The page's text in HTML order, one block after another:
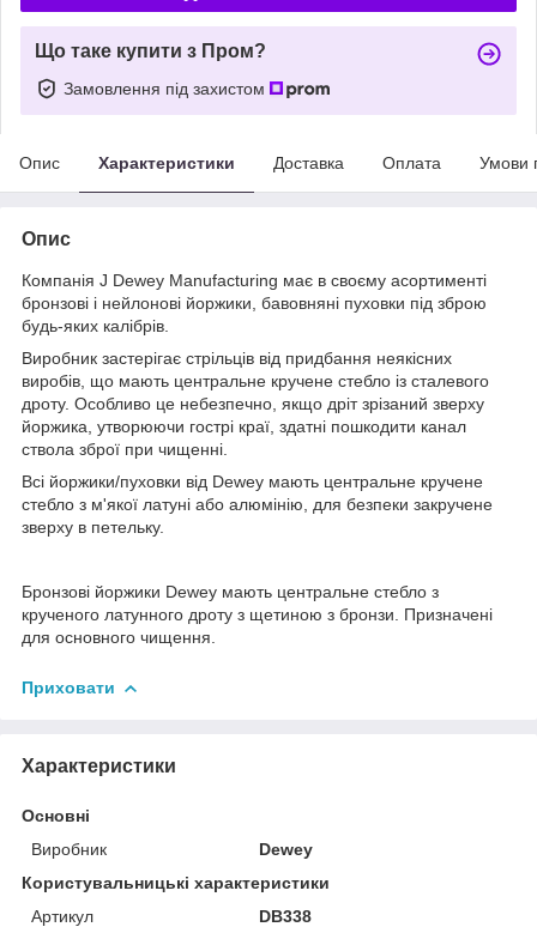
Що таке купити з Пром?
Замовлення під захистом
Опис Характеристики Доставка Оплата Умови
Опис
Компанія J Dewey Manufacturing має в своєму асортименті
бронзові і нейлонові йоржики, бавовняні пуховки під зброю
будь-яких калібрів.
Виробник застерігає стрільців від придбання неякісних
виробів, що мають центральне кручене стебло із сталевого
дроту. Особливо це небезпечно, якщо дріт зрізаний зверху
йоржика, утворюючи гострі краї, здатні пошкодити канал
ствола зброї при чищенні.
Всі йоржики/пуховки від Dewey мають центральне кручене
стебло з м'якої латуні або алюмінію, для безпеки закручене
зверху в петельку.
Бронзові йоржики Dewey мають центральне стебло з
крученого латунного дроту з щетиною з бронзи. Призначені
для основного чищення.
Приховати
Характеристики
Основні
Виробник
Dewey
Користувальницькі характеристики
Артикул
DB338